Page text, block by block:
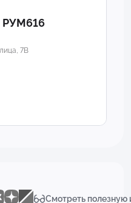
РУМ616
7В
Смотреть